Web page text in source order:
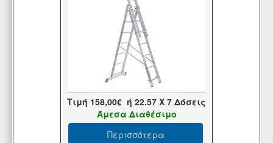
Τιμή 158,00€ ή 22.57 X 7 Δόσεις
Άμεσα Διαθέσιμο
Περισσότερα